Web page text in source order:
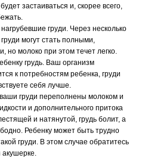
застаиваться и, скорее всего,
груди. Через несколько
могут стать полными,
молоко при этом течет легко.
грудь. Ваш организм
к потребностям ребенка, груди
себя лучше.
ваши груди переполнены молоком и
и дополнительного притока
и натянутой, грудь болит, а
Ребенку может быть трудно
груди. В этом случае обратитесь